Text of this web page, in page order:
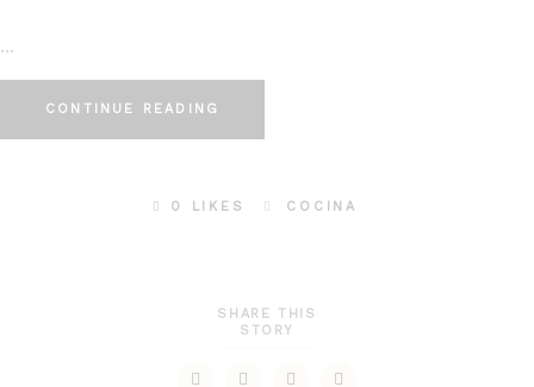
CONTINUE READING
0 LIKES COCINA
SHARE THIS
STORY